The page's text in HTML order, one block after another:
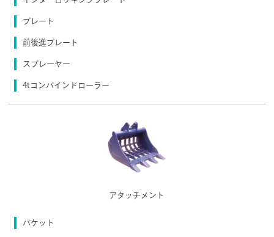
プレート
前後進プレート
スプレーヤー
4tコンバインドローラー
アタッチメント
バケット